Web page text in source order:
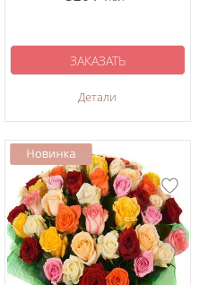
Детали
ЗАКАЗАТЬ